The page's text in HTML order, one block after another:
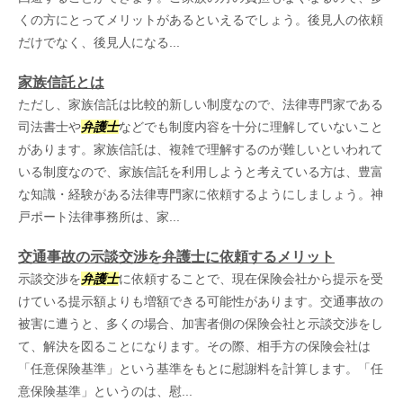
くの方にとってメリットがあるといえるでしょう。後見人の依頼
だけでなく、後見人になる...
家族信託とは
ただし、家族信託は比較的新しい制度なので、法律専門家である
司法書士や弁護士などでも制度内容を十分に理解していないこと
があります。家族信託は、複雑で理解するのが難しいといわれて
いる制度なので、家族信託を利用しようと考えている方は、豊富
な知識・経験がある法律専門家に依頼するようにしましょう。神
戸ポート法律事務所は、家...
交通事故の示談交渉を弁護士に依頼するメリット
示談交渉を弁護士に依頼することで、現在保険会社から提示を受
けている提示額よりも増額できる可能性があります。交通事故の
被害に遭うと、多くの場合、加害者側の保険会社と示談交渉をし
て、解決を図ることになります。その際、相手方の保険会社は
「任意保険基準」という基準をもとに慰謝料を計算します。「任
意保険基準」というのは、慰...